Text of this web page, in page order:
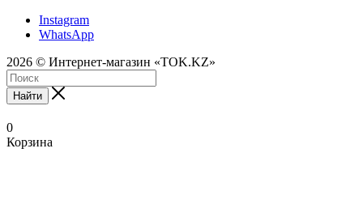
Instagram
WhatsApp
2026 © Интернет-магазин «TOK.KZ»
Найти
0
Корзина